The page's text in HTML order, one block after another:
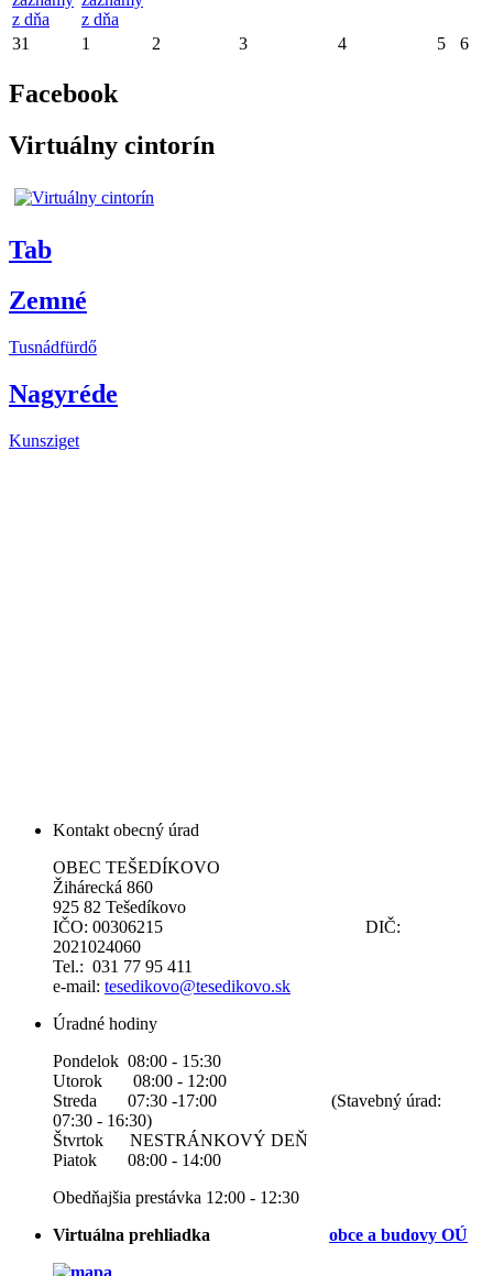
z dňa
z dňa
31 1 2 3 4 5 6
Facebook
Virtuálny cintorín
Tab
Zemné
Tusnádfürdő
Nagyréde
Kunsziget
Kontakt obecný úrad
OBEC TEŠEDÍKOVO
Žihárecká 860
925 82 Tešedíkovo
IČO: 00306215 DIČ:
2021024060
Tel.: 031 77 95 411
e-mail: tesedikovo@tesedikovo.sk
Úradné hodiny
Pondelok 08:00 - 15:30
Utorok 08:00 - 12:00
Streda 07:30 -17:00 (Stavebný úrad:
07:30 - 16:30)
Štvrtok NESTRÁNKOVÝ DEŇ
Piatok 08:00 - 14:00
Obedňajšia prestávka 12:00 - 12:30
Virtuálna prehliadka obce a budovy OÚ